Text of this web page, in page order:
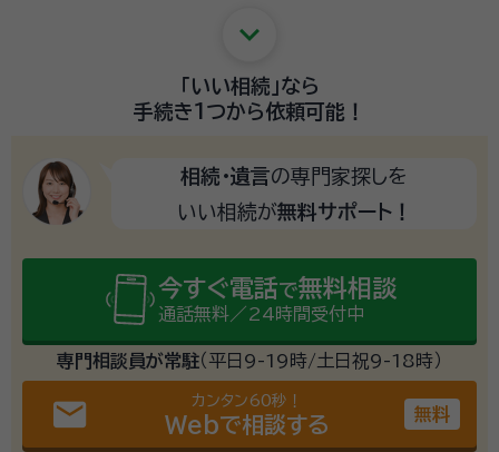
keyboard_arrow_down
「いい相続」なら
手続き1つから依頼可能！
相続・遺言の専門家探しを
いい相続が無料サポート！
今すぐ電話で無料相談
通話無料／24時間受付中
専門相談員が常駐（平日9-19時/土日祝9-18時）
email カンタン60秒！
Webで相談する 無料